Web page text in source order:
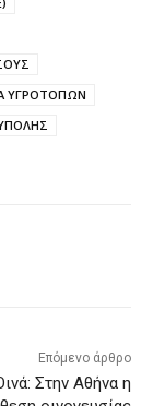
ΥΓΡΟΤΟΠΩΝ
Επόμενο άρθρο
Στην Αθήνα η